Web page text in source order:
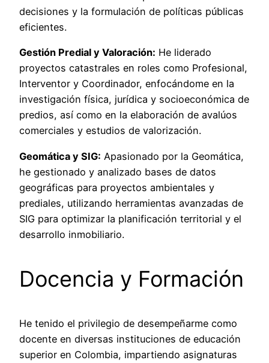
decisiones y la formulación de políticas públicas
eficientes.
Gestión Predial y Valoración: He liderado
proyectos catastrales en roles como Profesional,
Interventor y Coordinador, enfocándome en la
investigación física, jurídica y socioeconómica de
predios, así como en la elaboración de avalúos
comerciales y estudios de valorización.
Geomática y SIG: Apasionado por la Geomática,
he gestionado y analizado bases de datos
geográficas para proyectos ambientales y
prediales, utilizando herramientas avanzadas de
SIG para optimizar la planificación territorial y el
desarrollo inmobiliario.
Docencia y Formación
He tenido el privilegio de desempeñarme como
docente en diversas instituciones de educación
superior en Colombia, impartiendo asignaturas